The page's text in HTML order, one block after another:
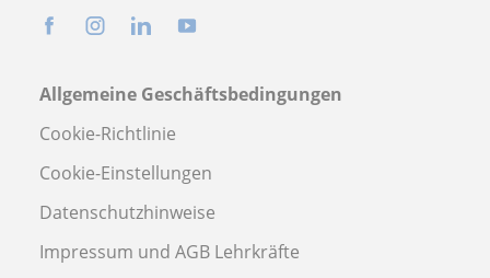
Allgemeine Geschäftsbedingungen
Cookie-Richtlinie
Cookie-Einstellungen
Datenschutzhinweise
Impressum und AGB Lehrkräfte